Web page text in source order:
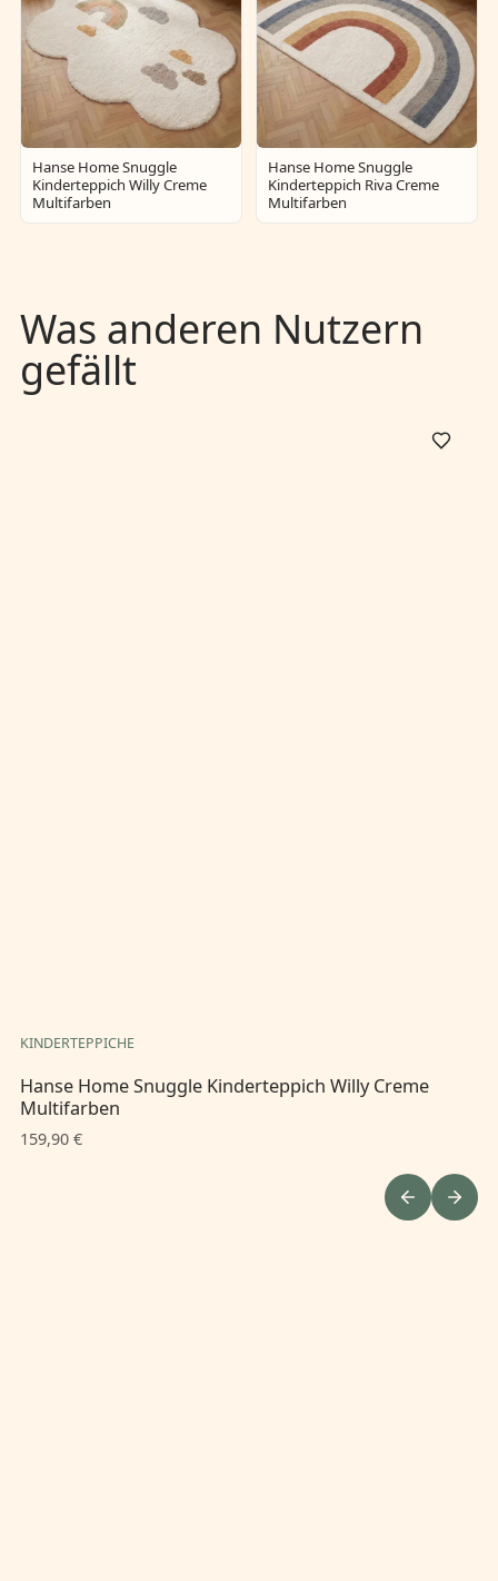
Hanse Home Snuggle
Kinderteppich Willy Creme
Multifarben
Hanse Home Snuggle
Kinderteppich Riva Creme
Multifarben
Was anderen Nutzern
gefällt
KINDERTEPPICHE
Hanse Home Snuggle Kinderteppich Willy Creme
Multifarben
159,90 €